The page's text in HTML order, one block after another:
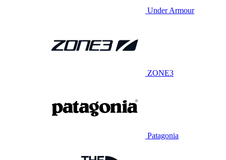
Under Armour
ZONE3
Patagonia